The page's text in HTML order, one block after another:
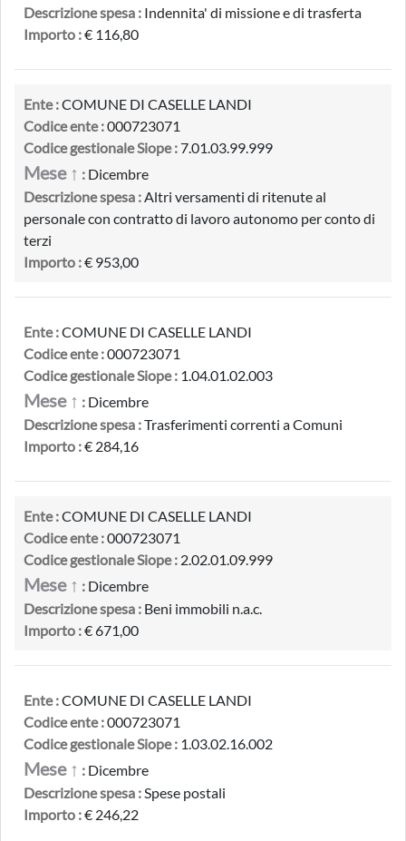
Descrizione spesa : Indennita' di missione e di trasferta
Importo :€ 116,80
Ente :COMUNE DI CASELLE LANDI
Codice ente :000723071
Codice gestionale Siope :7.01.03.99.999
Mese ↑ : Dicembre
Descrizione spesa :Altri versamenti di ritenute al
personale con contratto di lavoro autonomo per conto di
terzi
Importo :€ 953,00
Ente :COMUNE DI CASELLE LANDI
Codice ente :000723071
Codice gestionale Siope : 1.04.01.02.003
Mese ↑ : Dicembre
Descrizione spesa :Trasferimenti correnti a Comuni
Importo :€ 284,16
Ente :COMUNE DI CASELLE LANDI
Codice ente :000723071
Codice gestionale Siope : 2.02.01.09.999
Mese ↑ : Dicembre
Descrizione spesa : Beni immobili n.a.c.
Importo :€ 671,00
Ente :COMUNE DI CASELLE LANDI
Codice ente :000723071
Codice gestionale Siope : 1.03.02.16.002
Mese ↑ : Dicembre
Descrizione spesa :Spese postali
Importo :€ 246,22